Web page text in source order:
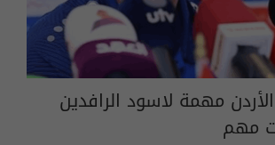
مهمة لاسود الرافدين
مهم